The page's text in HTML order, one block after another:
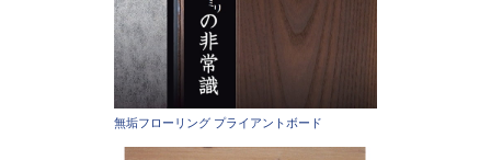
無垢フローリング プライアントボード